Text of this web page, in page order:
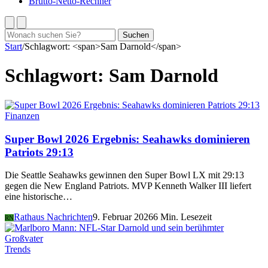
Suchen
nach:
Suchen
Start/Schlagwort: <span>Sam Darnold</span>
Schlagwort: Sam Darnold
Finanzen
Super Bowl 2026 Ergebnis: Seahawks dominieren
Patriots 29:13
Die Seattle Seahawks gewinnen den Super Bowl LX mit 29:13
gegen die New England Patriots. MVP Kenneth Walker III liefert
eine historische…
RNRathaus Nachrichten9. Februar 20266 Min. Lesezeit
Trends